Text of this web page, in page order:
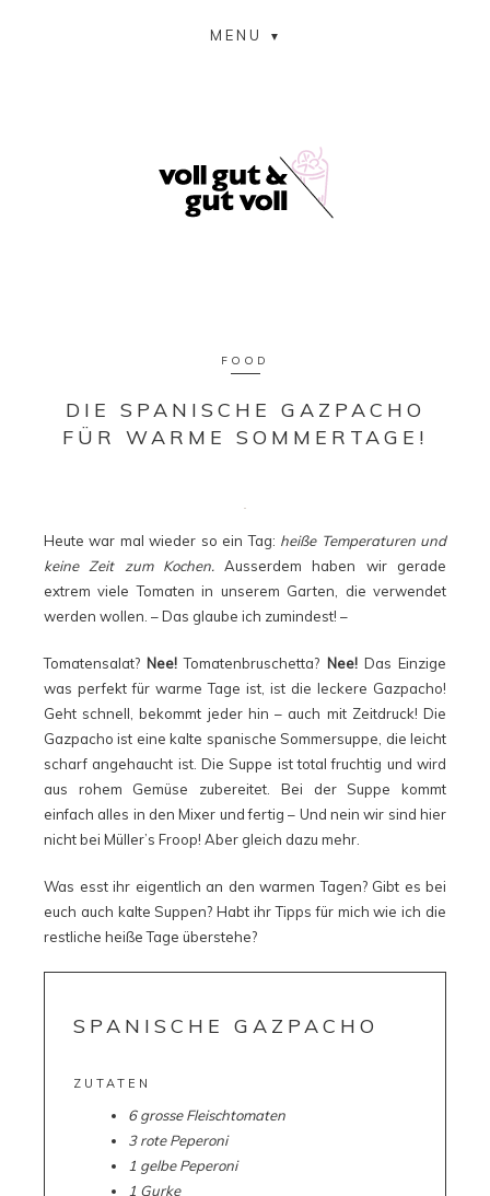
MENU
FOOD
DIE SPANISCHE GAZPACHO
FÜR WARME SOMMERTAGE!
Heute war mal wieder so ein Tag: heiße Temperaturen und
keine Zeit zum Kochen.Ausserdem haben wir gerade
extrem viele Tomaten in unserem Garten, die verwendet
werden wollen. – Das glaube ich zumindest! –
Tomatensalat? Nee! Tomatenbruschetta? Nee!Das Einzige
was perfekt für warme Tage ist, ist die leckere Gazpacho!
Geht schnell, bekommt jeder hin – auch mit Zeitdruck! Die
Gazpacho ist eine kalte spanische Sommersuppe, die leicht
scharf angehaucht ist. Die Suppe ist total fruchtig und wird
aus rohem Gemüse zubereitet. Bei der Suppe kommt
einfach alles in den Mixer und fertig – Und nein wir sind hier
nicht bei Müller’s Froop! Aber gleich dazu mehr.
Was esst ihr eigentlich an den warmen Tagen? Gibt es bei
euch auch kalte Suppen? Habt ihr Tipps für mich wie ich die
restliche heiße Tage überstehe?
SPANISCHE GAZPACHO
ZUTATEN
6 grosse Fleischtomaten
3 rote Peperoni
1 gelbe Peperoni
1 Gurke